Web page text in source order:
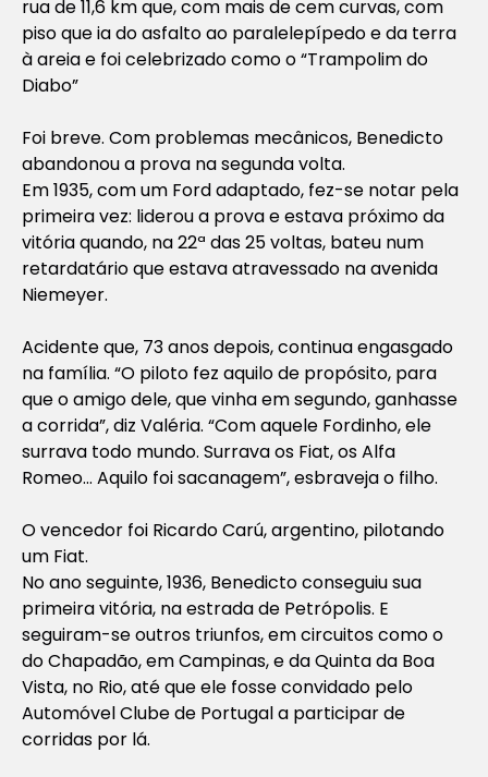
rua de 11,6 km que, com mais de cem curvas, com
piso que ia do asfalto ao paralelepípedo e da terra
à areia e foi celebrizado como o “Trampolim do
Diabo”
Foi breve. Com problemas mecânicos, Benedicto
abandonou a prova na segunda volta.
Em 1935, com um Ford adaptado, fez-se notar pela
primeira vez: liderou a prova e estava próximo da
vitória quando, na 22ª das 25 voltas, bateu num
retardatário que estava atravessado na avenida
Niemeyer.
Acidente que, 73 anos depois, continua engasgado
na família. “O piloto fez aquilo de propósito, para
que o amigo dele, que vinha em segundo, ganhasse
a corrida”, diz Valéria. “Com aquele Fordinho, ele
surrava todo mundo. Surrava os Fiat, os Alfa
Romeo… Aquilo foi sacanagem”, esbraveja o filho.
O vencedor foi Ricardo Carú, argentino, pilotando
um Fiat.
No ano seguinte, 1936, Benedicto conseguiu sua
primeira vitória, na estrada de Petrópolis. E
seguiram-se outros triunfos, em circuitos como o
do Chapadão, em Campinas, e da Quinta da Boa
Vista, no Rio, até que ele fosse convidado pelo
Automóvel Clube de Portugal a participar de
corridas por lá.